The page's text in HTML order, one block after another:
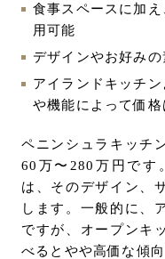
食事スペースに加
用可能
デザインやお好み
アイランドキッチ
や機能によって価格
ペニンシュラキッチ
60万〜280万円です
は、そのデザイン、
します。一般的に、
ですが、オープンキ
べるとやや高価な傾向